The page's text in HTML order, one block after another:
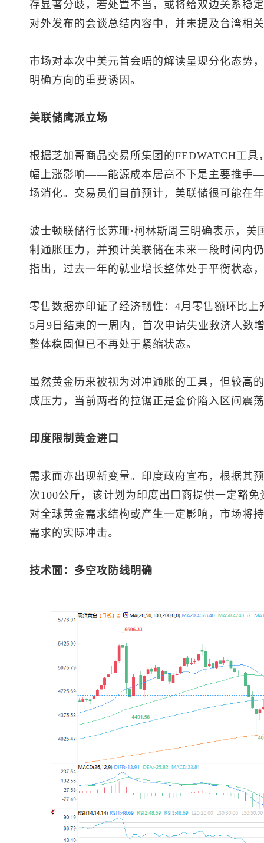
存显著分歧，若处置不当，或将给双边关系稳
对外发布的会谈总结内容中，并未提及台湾相
市场对本次中美元首会晤的解读呈现分化态势
明确方向的重要诱因。
美联储鹰派立场
根据芝加哥商品交易所集团的FEDWATCH工
幅上涨影响——能源成本居高不下是主要推手
场消化。交易员们目前预计，美联储很可能在
波士顿联储行长苏珊·柯林斯周三明确表示，
制通胀压力，并预计美联储在未来一段时间内
指出，过去一年的就业增长整体处于平衡状态
零售数据亦印证了经济韧性：4月零售额环比
5月9日结束的一周内，首次申请失业救济人数
整体稳固但已不再处于紧缩状态。
虽然黄金历来被视为对冲通胀的工具，但较高
成压力，当前两者的拉锯正是金价陷入区间震
印度限制黄金进口
需求面亦出现新变量。印度政府宣布，根据其
次100公斤，该计划为印度出口商提供一定豁
对全球黄金需求结构或产生一定影响，市场将
需求的实际冲击。
技术面：多空攻防线明确